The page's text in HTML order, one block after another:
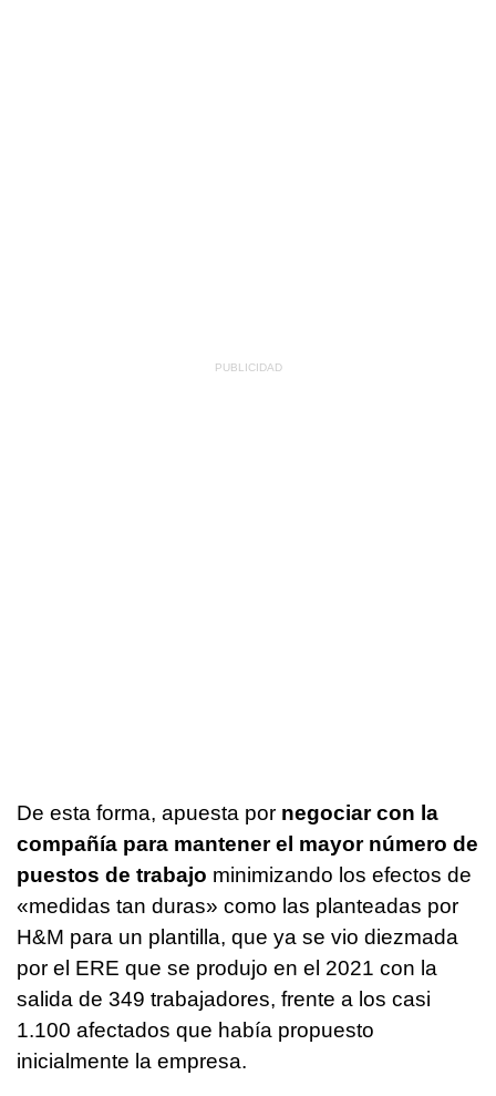
De esta forma, apuesta por negociar con la
compañía para mantener el mayor número de
puestos de trabajo minimizando los efectos de
«medidas tan duras» como las planteadas por
H&M para un plantilla, que ya se vio diezmada
por el ERE que se produjo en el 2021 con la
salida de 349 trabajadores, frente a los casi
1.100 afectados que había propuesto
inicialmente la empresa.